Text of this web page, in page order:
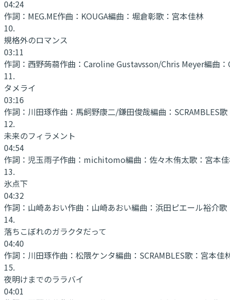
04:24
作詞： MEG.ME作曲： KOUGA編曲： 堀倉彰歌： 宮本佳林
10.
規格外のロマンス
03:11
作詞： 西野蒟蒻作曲： Caroline Gustavsson/Chris Meyer編曲：
11.
タメライ
03:16
作詞： 川田琢作曲： 馬飼野康二/鎌田俊哉編曲： SCRAMBLES歌
12.
未来のフィラメント
04:54
作詞： 児玉雨子作曲： michitomo編曲： 佐々木侑太歌： 宮本
13.
氷点下
04:32
作詞： 山崎あおい作曲： 山崎あおい編曲： 浜田ピエール裕介歌
14.
落ちこぼれのガラクタだって
04:40
作詞： 川田琢作曲： 松隈ケンタ編曲： SCRAMBLES歌： 宮本佳
15.
夜明けまでのララバイ
04:01